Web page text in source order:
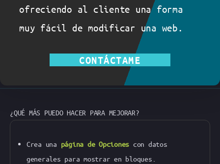
ofreciendo al cliente una forma
muy fácil de modificar una web.
CONTÁCTAME
¿QUÉ MÁS PUEDO HACER PARA MEJORAR?
Crea una página de Opciones con datos
generales para mostrar en bloques.